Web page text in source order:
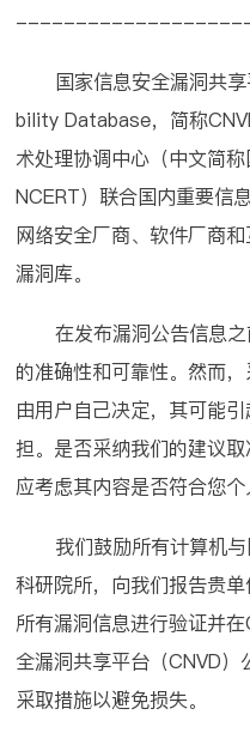
国家信息安全漏洞共
bility Database，简称
术处理协调中心（中文简
NCERT）联合国内重要信
网络安全厂商、软件厂商
漏洞库。
在发布漏洞公告信息
的准确性和可靠性。然而
由用户自己决定，其可能
担。是否采纳我们的建议
应考虑其内容是否符合您个
我们鼓励所有计算机
科研院所，向我们报告贵
所有漏洞信息进行验证并
全漏洞共享平台（CNVD
采取措施以避免损失。